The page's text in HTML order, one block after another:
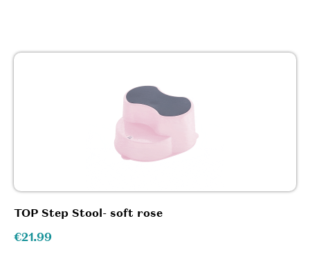
TOP Step Stool- soft rose
€21.99